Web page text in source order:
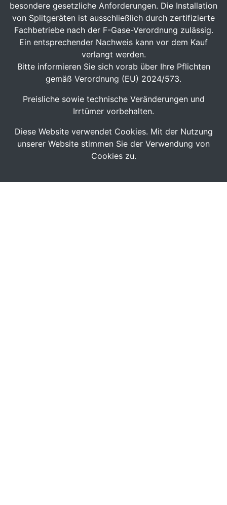
besondere gesetzliche Anforderungen. Die Installation
von Splitgeräten ist ausschließlich durch zertifizierte
Fachbetriebe nach der F-Gase-Verordnung zulässig.
Ein entsprechender Nachweis kann vor dem Kauf
verlangt werden.
Bitte informieren Sie sich vorab über Ihre Pflichten
gemäß Verordnung (EU) 2024/573.
Preisliche sowie technische Veränderungen und
Irrtümer vorbehalten.
Diese Website verwendet Cookies. Mit der Nutzung
unserer Website stimmen Sie der Verwendung von
Cookies zu.